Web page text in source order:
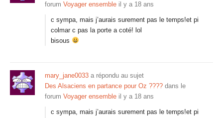
forum Voyager ensemble il y a 18 ans
c sympa, mais j’aurais surement pas le temps!et pi
colmar c pas la porte a coté! lol
bisous
mary_jane0033 a répondu au sujet
Des Alsaciens en partance pour Oz ???? dans le
forum Voyager ensemble il y a 18 ans
c sympa, mais j’aurais surement pas le temps!et pi